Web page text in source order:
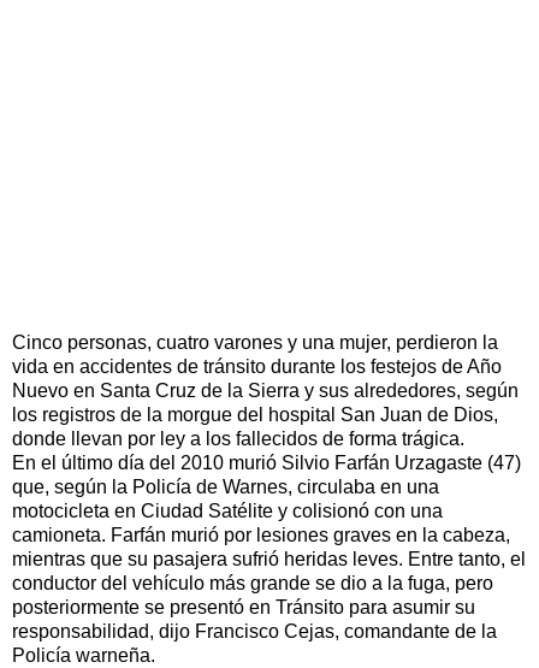
Cinco personas, cuatro varones y una mujer, perdieron la
vida en accidentes de tránsito durante los festejos de Año
Nuevo en Santa Cruz de la Sierra y sus alrededores, según
los registros de la morgue del hospital San Juan de Dios,
donde llevan por ley a los fallecidos de forma trágica.
En el último día del 2010 murió Silvio Farfán Urzagaste (47)
que, según la Policía de Warnes, circulaba en una
motocicleta en Ciudad Satélite y colisionó con una
camioneta. Farfán murió por lesiones graves en la cabeza,
mientras que su pasajera sufrió heridas leves. Entre tanto, el
conductor del vehículo más grande se dio a la fuga, pero
posteriormente se presentó en Tránsito para asumir su
responsabilidad, dijo Francisco Cejas, comandante de la
Policía warneña.